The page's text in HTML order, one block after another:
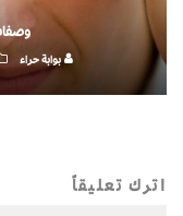
بوابة حراء
اترك تعليقاً